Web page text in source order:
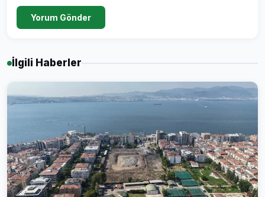
Yorum Gönder
İlgili Haberler